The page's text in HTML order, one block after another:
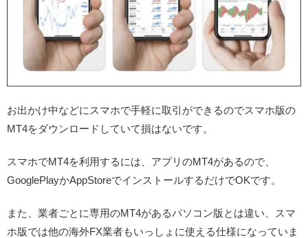
お出かけ中などにスマホで手軽に取引ができるのでスマホ版の
MT4をダウンロードしていて損はないです。
スマホでMT4を利用するには、アプリのMT4があるので、
GooglePlayかAppStoreでインストールするだけでOKです。
また、業者ごとに専用のMT4があるパソコン版とは違い、スマ
ホ版では他の海外FX業者もいっしょに使える仕様になっていま